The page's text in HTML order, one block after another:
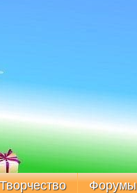
Творчество Форумы